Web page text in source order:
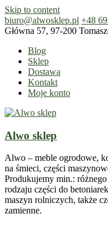
Skip to content
biuro@alwosklep.pl +48
Główna 57, 97-200
Blog
Sklep
Dostawa
Kontakt
Moje konto
Alwo sklep
Alwo – meble ogrodowe,
na śmieci, części
Produkujemy min.: różnego
rodzaju części do
maszyn rolniczych, także
zamienne.